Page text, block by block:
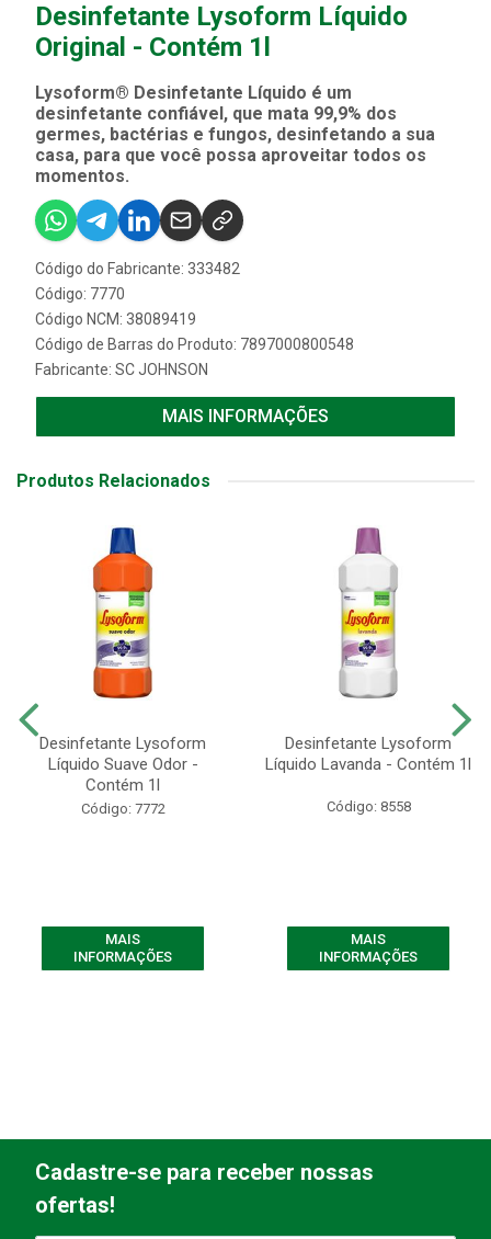
Desinfetante Lysoform Líquido
Original - Contém 1l
Lysoform® Desinfetante Líquido é um
desinfetante confiável, que mata 99,9% dos
germes, bactérias e fungos, desinfetando a sua
casa, para que você possa aproveitar todos os
momentos.
Código do Fabricante: 333482
Código: 7770
Código NCM: 38089419
Código de Barras do Produto: 7897000800548
Fabricante: SC JOHNSON
MAIS INFORMAÇÕES
Produtos Relacionados
Desinfetante Lysoform
Líquido Suave Odor -
Contém 1l
Código: 7772
MAIS
INFORMAÇÕES
Desinfetante Lysoform
Líquido Lavanda - Contém 1l
Código: 8558
MAIS
INFORMAÇÕES
Cadastre-se para receber nossas
ofertas!